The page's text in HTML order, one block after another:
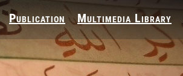
Publication Multimedia Library